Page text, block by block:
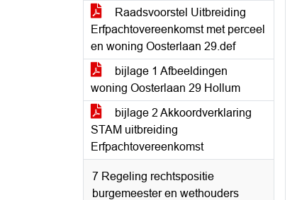
Raadsvoorstel Uitbreiding
Erfpachtovereenkomst met perceel
en woning Oosterlaan 29.def
bijlage 1 Afbeeldingen
woning Oosterlaan 29 Hollum
bijlage 2 Akkoordverklaring
STAM uitbreiding
Erfpachtovereenkomst
7 Regeling rechtspositie
burgemeester en wethouders